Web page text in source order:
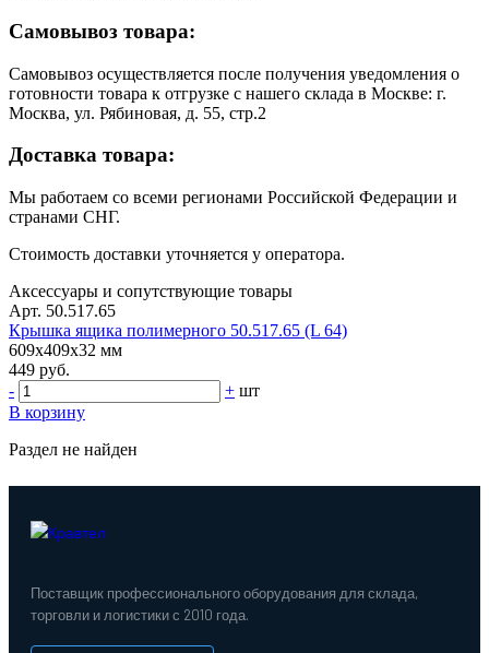
Самовывоз товара:
Самовывоз осуществляется после получения уведомления о
готовности товара к отгрузке с нашего склада в Москве: г.
Москва, ул. Рябиновая, д. 55, стр.2
Доставка товара:
Мы работаем со всеми регионами Российской Федерации и
странами СНГ.
Стоимость доставки уточняется у оператора.
Аксессуары и сопутствующие товары
Арт. 50.517.65
Крышка ящика полимерного 50.517.65 (L 64)
609x409x32 мм
449 руб.
-
+ шт
В корзину
Раздел не найден
Поставщик профессионального оборудования для склада,
торговли и логистики с 2010 года.